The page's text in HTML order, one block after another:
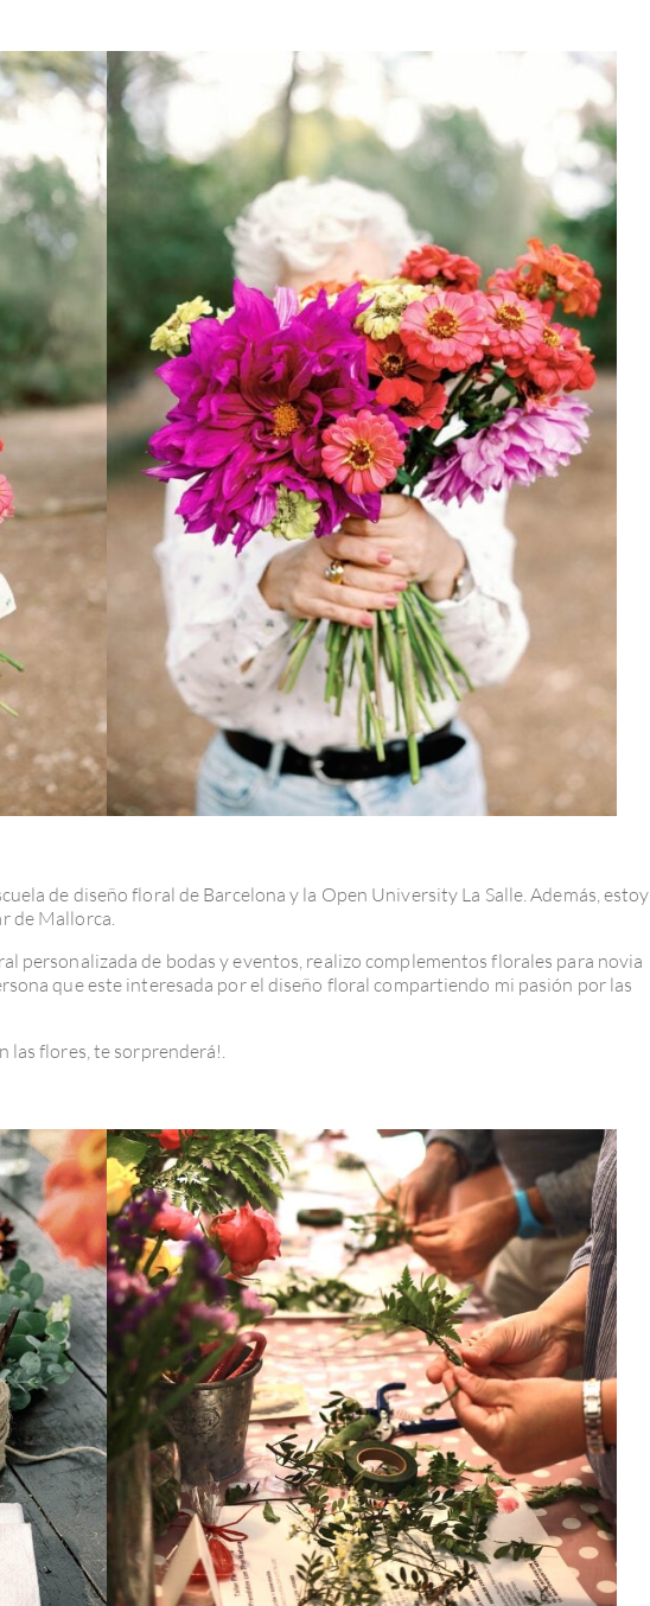
de diseño floral de Barcelona y la Open University La Salle. Además, estoy
de Mallorca.
personalizada de bodas y eventos, realizo complementos florales para novia
que este interesada por el diseño floral compartiendo mi pasión por las
las flores, te sorprenderá!.